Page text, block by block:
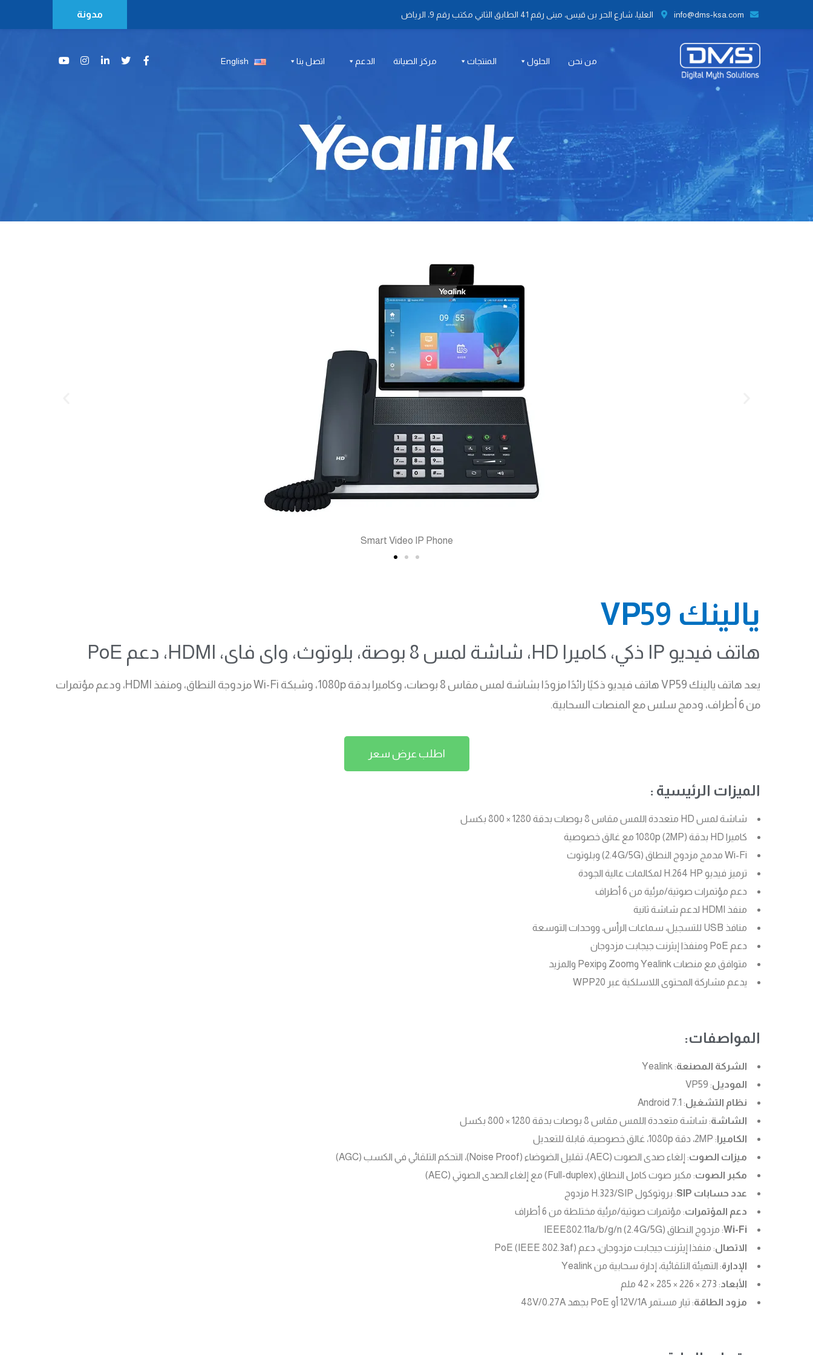
info@dms-ksa.com العليا، شارع الحر بن قيس، مبنى رقم 41 الطابق الثاني مكتب رقم 9، الرياض مدونة
من نحن الحلول المنتجات مركز الصيانة الدعم اتصل بنا English
multi-touch Screen
يالينك VP59
هاتف فيديو IP ذكي، كاميرا HD، شاشة لمس 8 بوصة، بلوتوث، واى فاى، HDMI، دعم PoE
يعد هاتف يالينك VP59 هاتف فيديو ذكيًا رائدًا مزودًا بشاشة لمس مقاس 8 بوصات، وكاميرا بدقة 1080p، وشبكة Wi-Fi مزدوجة النطاق، ومنفذ HDMI، ودعم مؤتمرات
من 6 أطراف، ودمج سلس مع المنصات السحابية.
اطلب عرض سعر
الميزات الرئيسية :
شاشة لمس HD متعددة اللمس مقاس 8 بوصات بدقة 1280 × 800 بكسل
كاميرا HD بدقة 1080p (2MP) مع غالق خصوصية
Wi-Fi مدمج مزدوج النطاق (2.4G/5G) وبلوتوث
ترميز فيديو H.264 HP لمكالمات عالية الجودة
دعم مؤتمرات صوتية/مرئية من 6 أطراف
منفذ HDMI لدعم شاشة ثانية
منافذ USB للتسجيل، سماعات الرأس، ووحدات التوسعة
دعم PoE ومنفذا إيثرنت جيجابت مزدوجان
متوافق مع منصات Yealink وZoom وPexip والمزيد
يدعم مشاركة المحتوى اللاسلكية عبر WPP20
المواصفات:
الشركة المصنعة: Yealink
الموديل: VP59
نظام التشغيل: Android 7.1
الشاشة: شاشة متعددة اللمس مقاس 8 بوصات بدقة 1280 × 800 بكسل
الكاميرا: 2MP، دقة 1080p، غالق خصوصية، قابلة للتعديل
ميزات الصوت: إلغاء صدى الصوت (AEC)، تقليل الضوضاء (Noise Proof)، التحكم التلقائي في الكسب (AGC)
مكبر الصوت: مكبر صوت كامل النطاق (Full-duplex) مع إلغاء الصدى الصوتي (AEC)
عدد حسابات SIP
: بروتوكول H.323/SIP مزدوج
دعم المؤتمرات: مؤتمرات صوتية/مرئية مختلطة من 6 أطراف
Wi-Fi: مزدوج النطاق (2.4G/5G) IEEE802.11a/b/g/n
الاتصال: منفذا إيثرنت جيجابت مزدوجان، دعم PoE (IEEE 802.3af)
الإدارة: التهيئة التلقائية، إدارة سحابية من Yealink
الأبعاد: 273 × 226 × 285 × 42 ملم
مزود الطاقة: تيار مستمر 12V/1A أو PoE بجهد 48V/0.27A